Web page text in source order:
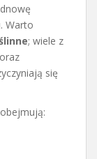
Warto
; wiele z
się
obejmują: